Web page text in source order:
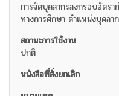
การจัดบุคลากรลงกรอบอัตรา
ทางการศึกษา ตำแหน่งบุคลา
ปกติ